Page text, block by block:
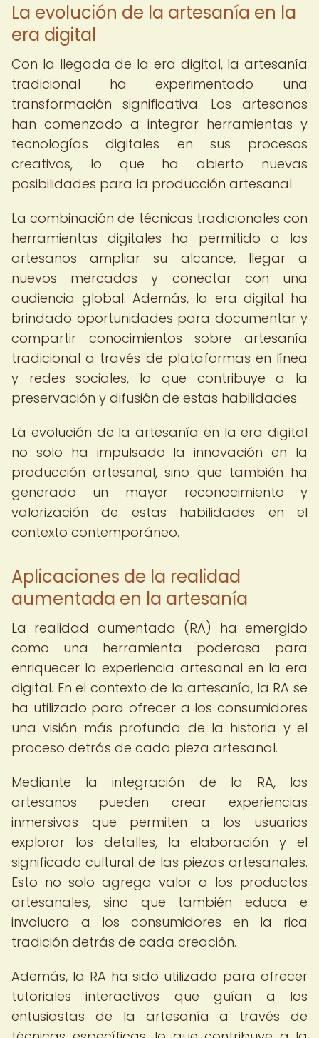
La evolución de la artesanía en la
era digital
Con la llegada de la era digital, la artesanía
tradicional ha experimentado una
transformación significativa. Los artesanos
han comenzado a integrar herramientas y
tecnologías digitales en sus procesos
creativos, lo que ha abierto nuevas
posibilidades para la producción artesanal.
La combinación de técnicas tradicionales con
herramientas digitales ha permitido a los
artesanos ampliar su alcance, llegar a
nuevos mercados y conectar con una
audiencia global. Además, la era digital ha
brindado oportunidades para documentar y
compartir conocimientos sobre artesanía
tradicional a través de plataformas en línea
y redes sociales, lo que contribuye a la
preservación y difusión de estas habilidades.
La evolución de la artesanía en la era digital
no solo ha impulsado la innovación en la
producción artesanal, sino que también ha
generado un mayor reconocimiento y
valorización de estas habilidades en el
contexto contemporáneo.
Aplicaciones de la realidad
aumentada en la artesanía
La realidad aumentada (RA) ha emergido
como una herramienta poderosa para
enriquecer la experiencia artesanal en la era
digital. En el contexto de la artesanía, la RA se
ha utilizado para ofrecer a los consumidores
una visión más profunda de la historia y el
proceso detrás de cada pieza artesanal.
Mediante la integración de la RA, los
artesanos pueden crear experiencias
inmersivas que permiten a los usuarios
explorar los detalles, la elaboración y el
significado cultural de las piezas artesanales.
Esto no solo agrega valor a los productos
artesanales, sino que también educa e
involucra a los consumidores en la rica
tradición detrás de cada creación.
Además, la RA ha sido utilizada para ofrecer
tutoriales interactivos que guían a los
entusiastas de la artesanía a través de